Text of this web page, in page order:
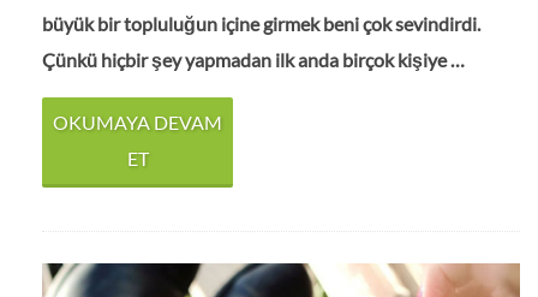
büyük bir topluluğun içine girmek beni çok sevindirdi.
Çünkü hiçbir şey yapmadan ilk anda birçok kişiye …
OKUMAYA DEVAM
ET